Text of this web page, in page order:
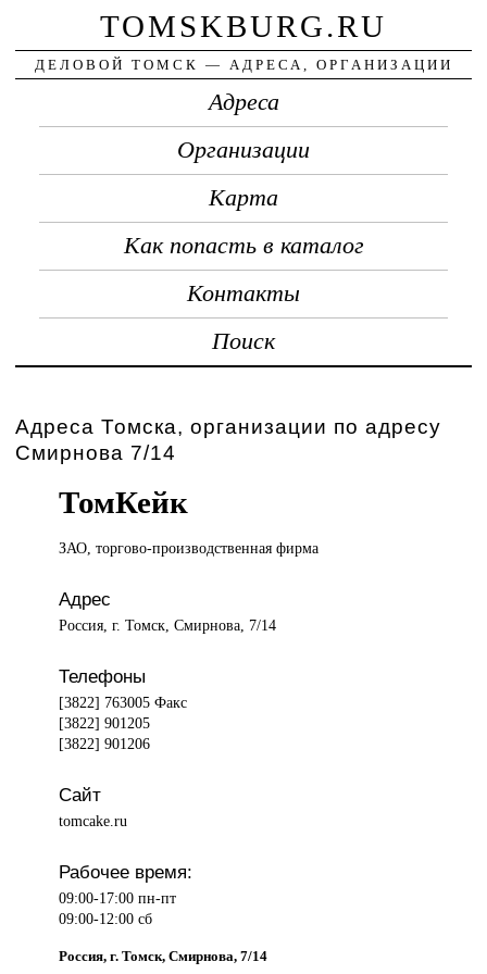
TOMSKBURG.RU
ДЕЛОВОЙ ТОМСК — АДРЕСА, ОРГАНИЗАЦИИ
Адреса
Организации
Карта
Как попасть в каталог
Контакты
Поиск
Адреса Томска, организации по адресу
Смирнова 7/14
ТомКейк
ЗАО, торгово-производственнаяфирма
Адрес
Россия, г. Томск, Смирнова, 7/14
Телефоны
[3822] 763005 Факс
[3822] 901205
[3822] 901206
Сайт
tomcake.ru
Рабочее время:
09:00-17:00 пн-пт
09:00-12:00 сб
Россия, г. Томск, Смирнова, 7/14